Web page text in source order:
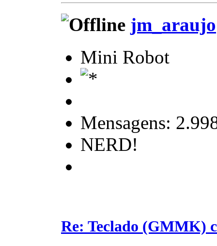
jm_araujo
Mini Robot
Mensagens:
NERD!
Re: Teclado (GMMK)